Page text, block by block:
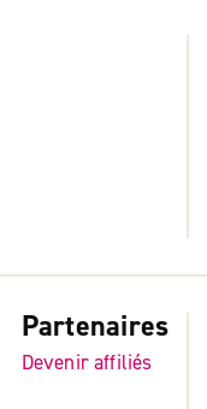
Partenaires
Devenir affiliés